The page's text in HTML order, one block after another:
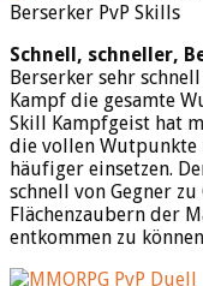
Berserker PvP Skills
Schnell, schneller,
Berserker sehr
Kampf die gesamte
Skill Kampfgeist hat
die vollen Wutpunkte
häufiger einsetzen.
schnell von Gegner
Flächenzaubern der
entkommen zu